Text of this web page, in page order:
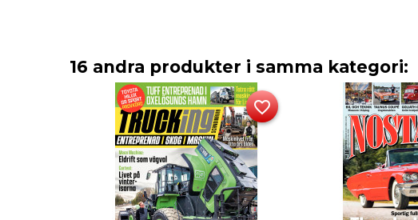
16 andra produkter i samma kategori:
favorite_border